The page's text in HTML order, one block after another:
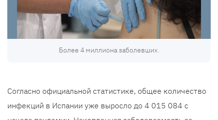
Более 4 миллиона заболевших.
Согласно официальной статистике, общее количество
инфекций в Испании уже выросло до 4 015 084 с